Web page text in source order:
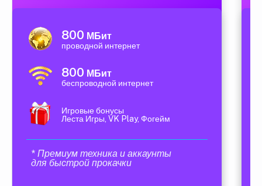
800 МБит
проводной интернет
800 МБит
беспроводной интернет
Игровые бонусы
Леста Игры, VK Play, Фогейм
* Премиум техника и аккаунты
для быстрой прокачки